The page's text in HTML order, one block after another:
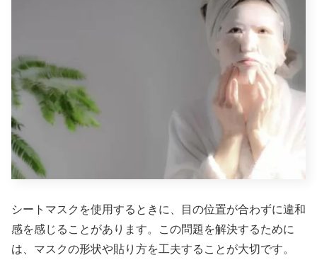
シートマスクを使用するときに、目の位置が合わずに違和
感を感じることがあります。この問題を解決するために
は、マスクの形状や貼り方を工夫することが大切です。